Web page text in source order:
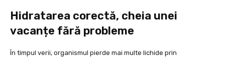
Hidratarea corectă, cheia unei
vacanțe fără probleme
În timpul verii, organismul pierde mai multe lichide prin